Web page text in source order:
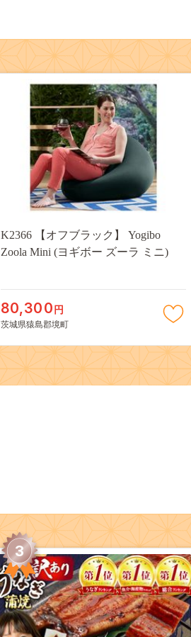
K2366 【オフブラック】 Yogibo
Zoola Mini (ヨギボー ズーラ ミニ)
80,300 円
茨城県猿島郡境町
3